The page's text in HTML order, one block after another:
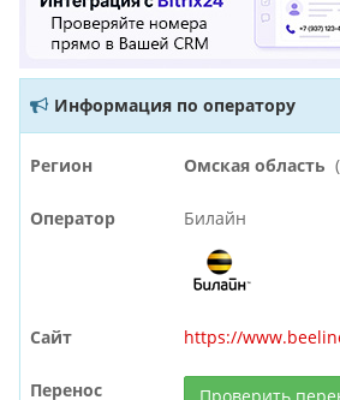
Информация по оператору
Регион Омская область
Оператор Билайн
Сайт https://
Перенос